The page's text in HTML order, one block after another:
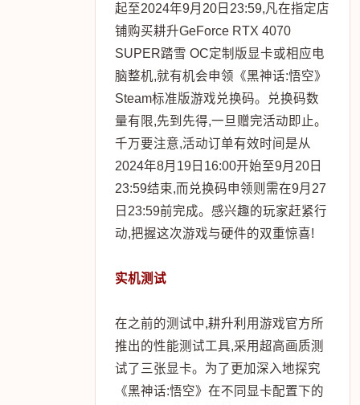
起至2024年9月20日23:59,凡在指定店
铺购买耕升GeForce RTX 4070
SUPER踏雪 OC定制版显卡或相应电
脑整机,就有机会申领《黑神话:悟空》
Steam标准版游戏兑换码。兑换码数
量有限,先到先得,一旦赠完活动即止。
千万要注意,活动订单有效时间是从
2024年8月19日16:00开始至9月20日
23:59结束,而兑换码申领则需在9月27
日23:59前完成。感兴趣的玩家赶紧行
动,把握这次游戏与硬件的双重惊喜!
实机测试
在之前的测试中,耕升利用游戏官方所
推出的性能测试工具,采用超高画质测
试了三张显卡。为了更加深入地探究
《黑神话:悟空》在不同显卡配置下的